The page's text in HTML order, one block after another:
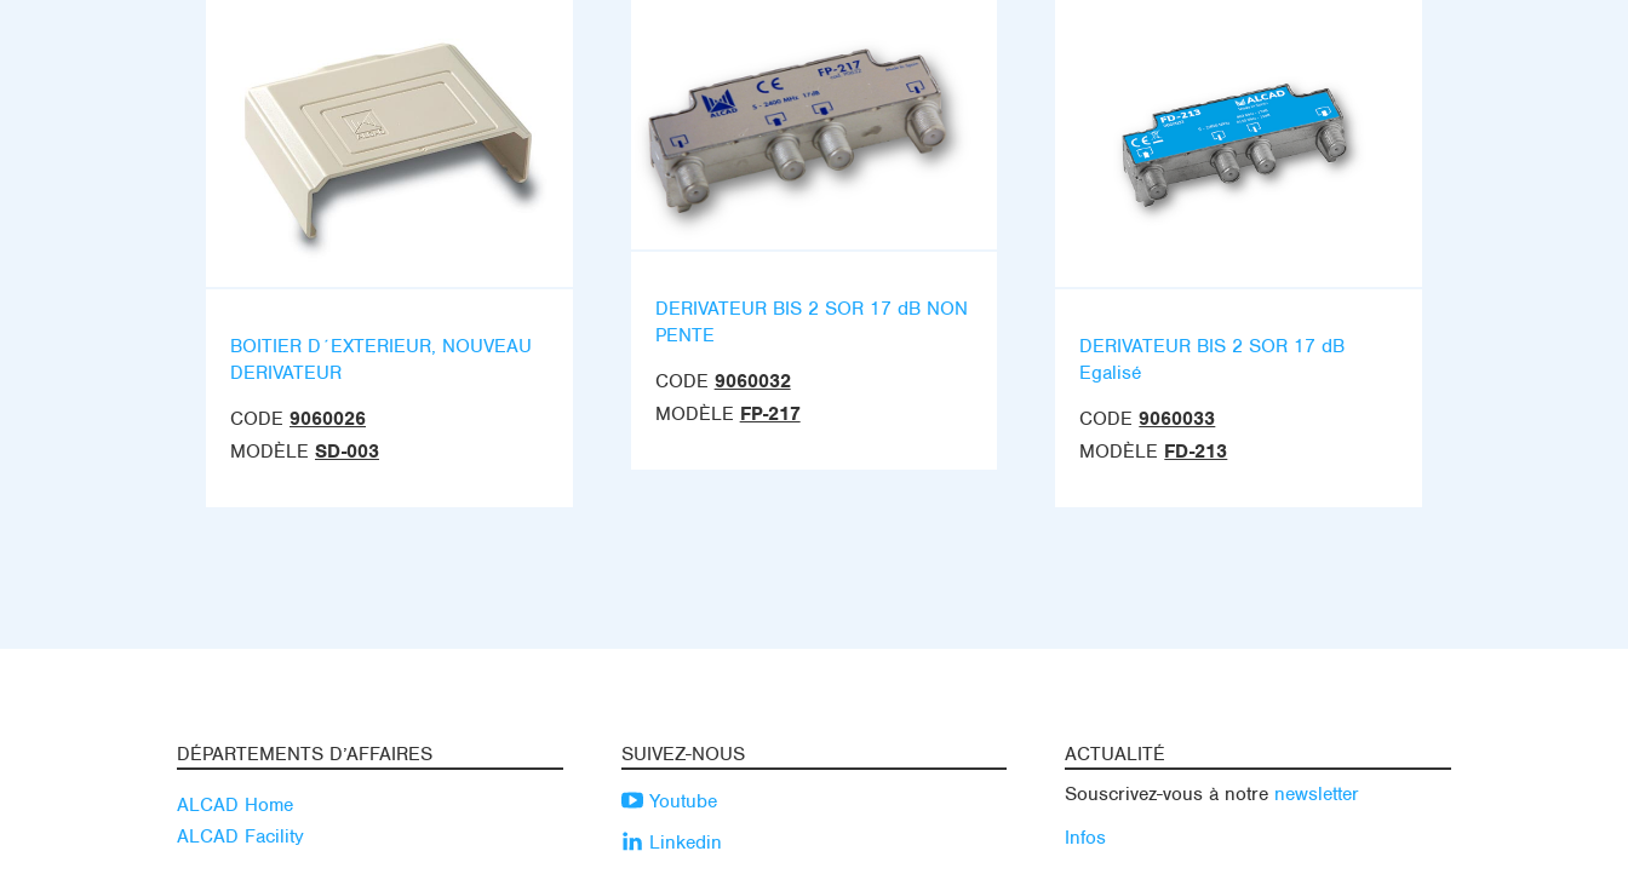
BOITIER D´EXTERIEUR, NOUVEAU
DERIVATEUR
CODE 9060026
MODÈLE SD-003
DERIVATEUR BIS 2 SOR 17 dB NON
PENTE
CODE 9060032
MODÈLE FP-217
DERIVATEUR BIS 2 SOR 17 dB
Egalisé
CODE 9060033
MODÈLE FD-213
DÉPARTEMENTS D’AFFAIRES
ALCAD Home
ALCAD Facility
SUIVEZ-NOUS
Youtube
Linkedin
ACTUALITÉ
Souscrivez-vous à notre newsletter
Infos